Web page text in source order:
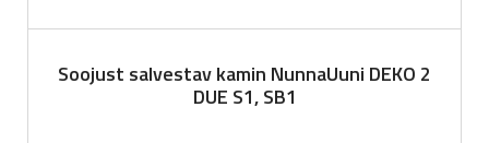
Soojust salvestav kamin NunnaUuni DEKO 2
DUE S1, SB1